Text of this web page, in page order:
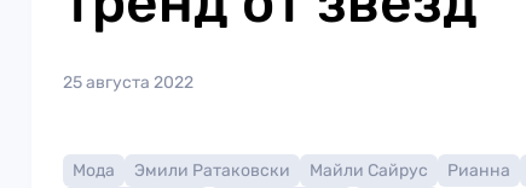
25 августа 2022
Мода Эмили Ратаковски Майли Сайрус Рианна